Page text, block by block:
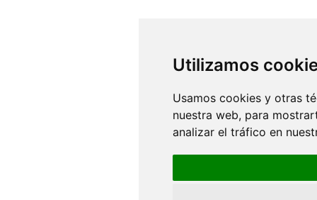
Utilizamos
Usamos cookies y otras
nuestra web, para
analizar el tráfico en